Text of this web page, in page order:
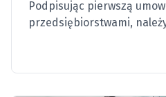
Podpisując pierwszą
przedsiębiorstwami,